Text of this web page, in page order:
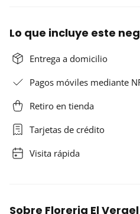
Lo que incluye este
Entrega a domicilio
Pagos móviles mediante
Retiro en tienda
Tarjetas de crédito
Visita rápida
Sobre Floreria El